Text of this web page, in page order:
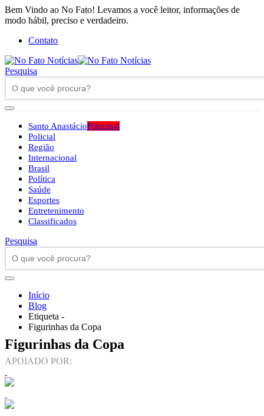
Bem Vindo ao No Fato! Levamos a você leitor, informações de
modo hábil, preciso e verdadeiro.
Contato
Pesquisa
Santo AnastácioPrincipal
Policial
Região
Internacional
Brasil
Política
Saúde
Esportes
Entretenimento
Classificados
Pesquisa
Início
Blog
Etiqueta -
Figurinhas da Copa
Figurinhas da Copa
APOIADO POR: